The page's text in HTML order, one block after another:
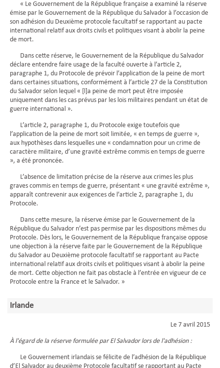
« Le Gouvernement de la République française a examiné la réserve
émise par le Gouvernement de la République du Salvador à l’occasion de
son adhésion du Deuxième protocole facultatif se rapportant au pacte
international relatif aux droits civils et politiques visant à abolir la peine
de mort.
Dans cette réserve, le Gouvernement de la République du Salvador
déclare entendre faire usage de la faculté ouverte à l’article 2,
paragraphe 1, du Protocole de prévoir l’application de la peine de mort
dans certaines situations, conformément à l’article 27 de la Constitution
du Salvador selon lequel « [l]a peine de mort peut être imposée
uniquement dans les cas prévus par les lois militaires pendant un état de
guerre international ».
L’article 2, paragraphe 1, du Protocole exige toutefois que
l’application de la peine de mort soit limitée, « en temps de guerre »,
aux hypothèses dans lesquelles une « condamnation pour un crime de
caractère militaire, d’une gravité extrême commis en temps de guerre
», a été prononcée.
L’absence de limitation précise de la réserve aux crimes les plus
graves commis en temps de guerre, présentant « une gravité extrême »,
apparaît contrevenir aux exigences de l’article 2, paragraphe 1, du
Protocole.
Dans cette mesure, la réserve émise par le Gouvernement de la
République du Salvador n’est pas permise par les dispositions mêmes du
Protocole. Dès lors, le Gouvernement de la République française oppose
une objection à la réserve faite par le Gouvernement de la République
du Salvador au Deuxième protocole facultatif se rapportant au Pacte
international relatif aux droits civils et politiques visant à abolir la peine
de mort. Cette objection ne fait pas obstacle à l’entrée en vigueur de ce
Protocole entre la France et le Salvador. »
Irlande
Le 7 avril 2015
À l'égard de la réserve formulée par El Salvador lors de l'adhésion :
Le Gouvernement irlandais se félicite de l’adhésion de la République
d’El Salvador au deuxième Protocole facultatif se rapportant au Pacte